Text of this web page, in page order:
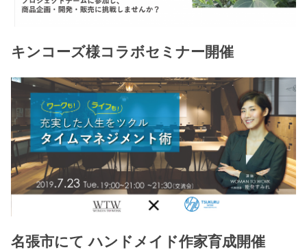
キンコーズ様コラボセミナー開催
名張市にて ハンドメイド作家育成開催